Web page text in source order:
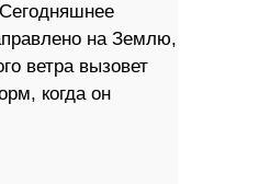
на Землю,
ветра вызовет
когда он